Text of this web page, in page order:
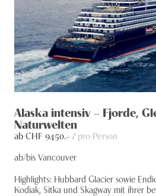
Alaska intensiv – Fjorde,
Naturwelten
ab CHF9450.– / pro Person
ab/bis Vancouver
Highlights: Hubbard Glacier sowie
Kodiak, Sitka und Skagway mit ihrer